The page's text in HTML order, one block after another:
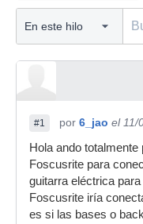
#1 por 6_jao el 11/
Hola ando
Foscusrite para
guitarra eléctrica
Foscusrite iría
es si las bases o